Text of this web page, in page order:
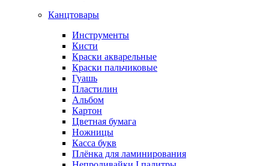
Канцтовары
Инструменты
Кисти
Краски акварельные
Краски пальчиковые
Гуашь
Пластилин
Альбом
Картон
Цветная бумага
Ножницы
Касса букв
Плёнка для ламинирования